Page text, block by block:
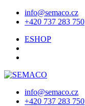
info@semaco.cz
+420 737 283 750
ESHOP
info@semaco.cz
+420 737 283 750